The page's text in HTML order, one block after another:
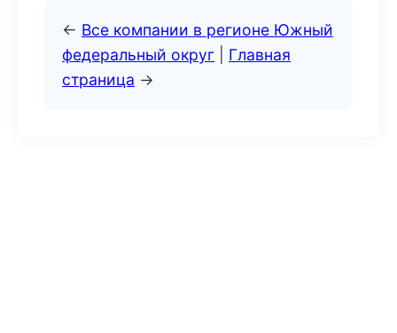
← Все компании в регионе Южный
федеральный округ
Главная
страница →